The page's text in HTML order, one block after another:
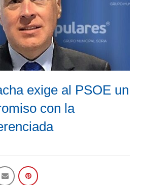
exige al PSOE un
con la